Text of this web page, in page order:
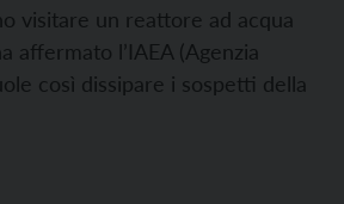
visitare un reattore ad acqua
affermato l’IAEA (Agenzia
così dissipare i sospetti della